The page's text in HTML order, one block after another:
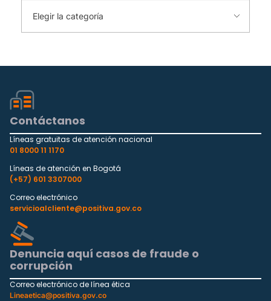
Contáctanos
Líneas gratuitas de atención nacional
01 8000 11 1170
Líneas de atención en Bogotá
(+57) 601 3307000
Correo electrónico
servicioalcliente@positiva.gov.co
Denuncia aquí casos de fraude o
corrupción
Correo electrónico de línea ética
Lineaetica@positiva.gov.co